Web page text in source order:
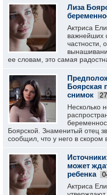
Лиза
Актриса
важнейших
частности,
ее словам, это самая
Боярская
снимок
Несколько
Боярской. Знаменитый отец
сообщил, что у него в скором
может
ребенка
Актриса